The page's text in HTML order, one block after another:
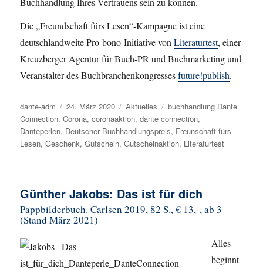
Die „Freundschaft fürs Lesen“-Kampagne ist eine
deutschlandweite Pro-bono-Initiative vonLiteraturtest, einer
Kreuzberger Agentur für Buch-PR und Buchmarketing und
Veranstalter des Buchbranchenkongressesfuture!publish.
Autor
dante-adm
Veröffentlicht
am
24. März 2020 Kategorien
Aktuelles Schlagwörter
buchhandlung Dante
Connection,Corona,coronaaktion,dante connection,
Danteperlen, Deutscher Buchhandlungspreis, Freunschaft fürs
Lesen,Geschenk,Gutschein,Gutscheinaktion, Literaturtest
Günther Jakobs: Das ist für dich
Pappbilderbuch. Carlsen 2019, 82 S., € 13,-, ab 3
(Stand März 2021)
Alles
beginnt